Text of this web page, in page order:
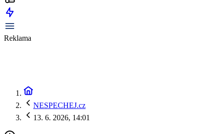
Reklama
NESPECHEJ.cz
13. 6. 2026, 14:01